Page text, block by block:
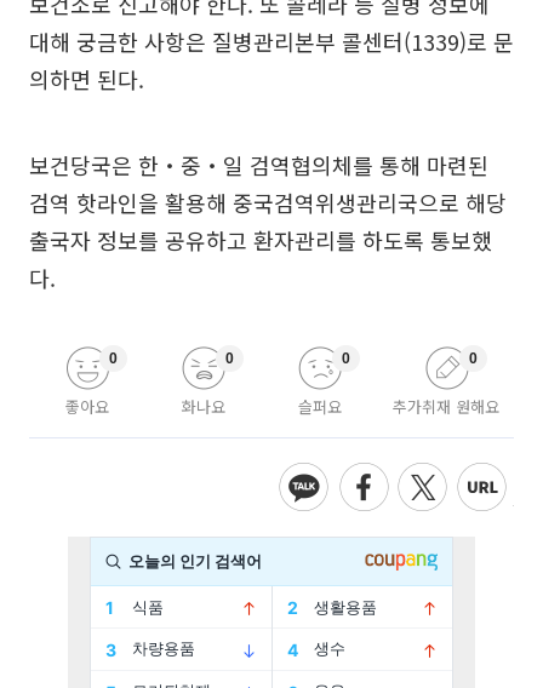
대해 궁금한 사항은 질병관리본부 콜센터(1339)로 문
의하면 된다.
보건당국은 한‧중‧일 검역협의체를 통해 마련된
검역 핫라인을 활용해 중국검역위생관리국으로 해당
출국자 정보를 공유하고 환자관리를 하도록 통보했
다.
좋아요
0
화나요
0
슬퍼요
0
추가취재 원해요
0